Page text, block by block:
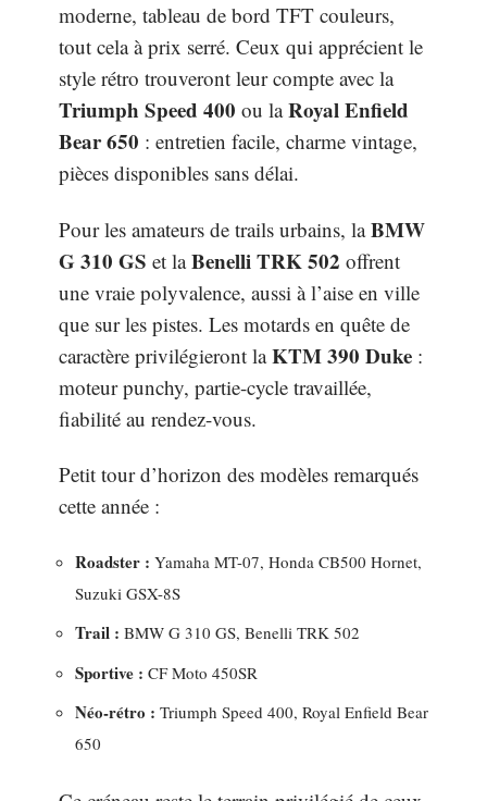
moderne, tableau de bord TFT couleurs,
tout cela à prix serré. Ceux qui apprécient le
style rétro trouveront leur compte avec la
Triumph Speed 400 ou laRoyal Enfield
Bear 650 : entretien facile, charme vintage,
pièces disponibles sans délai.
Pour les amateurs de trails urbains, laBMW
G 310 GS et laBenelli TRK 502 offrent
une vraie polyvalence, aussi à l’aise en ville
que sur les pistes. Les motards en quête de
caractère privilégieront laKTM 390 Duke :
moteur punchy, partie-cycle travaillée,
fiabilité au rendez-vous.
Petit tour d’horizon des modèles remarqués
cette année :
Roadster : Yamaha MT-07, Honda CB500 Hornet,
Suzuki GSX-8S
Trail : BMW G 310 GS, Benelli TRK 502
Sportive : CF Moto 450SR
Néo-rétro : Triumph Speed 400, Royal Enfield Bear
650